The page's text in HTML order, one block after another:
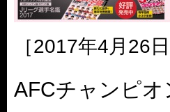
［2017年4月26
AFCチャンピ